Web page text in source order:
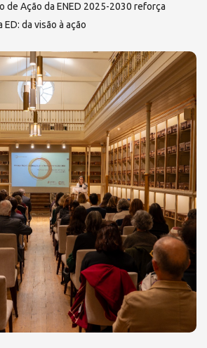
de Ação da ENED 2025-2030 reforça
da visão à ação